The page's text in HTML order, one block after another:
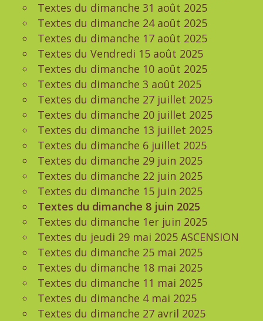
Textes du dimanche 31 août 2025
Textes du dimanche 24 août 2025
Textes du dimanche 17 août 2025
Textes du Vendredi 15 août 2025
Textes du dimanche 10 août 2025
Textes du dimanche 3 août 2025
Textes du dimanche 27 juillet 2025
Textes du dimanche 20 juillet 2025
Textes du dimanche 13 juillet 2025
Textes du dimanche 6 juillet 2025
Textes du dimanche 29 juin 2025
Textes du dimanche 22 juin 2025
Textes du dimanche 15 juin 2025
Textes du dimanche 8 juin 2025
Textes du dimanche 1er juin 2025
Textes du jeudi 29 mai 2025 ASCENSION
Textes du dimanche 25 mai 2025
Textes du dimanche 18 mai 2025
Textes du dimanche 11 mai 2025
Textes du dimanche 4 mai 2025
Textes du dimanche 27 avril 2025